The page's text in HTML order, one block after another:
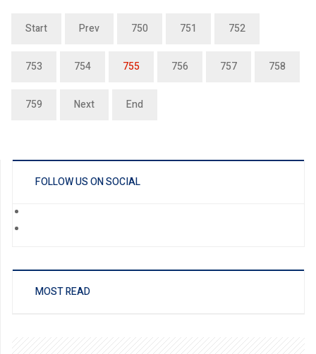
Start Prev 750 751 752
753 754 755 756 757 758
759 Next End
FOLLOW US ON SOCIAL
MOST READ